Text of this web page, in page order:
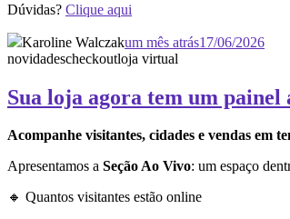
Dúvidas? Clique aqui
Karoline Walczakum mês atrás17/06/2026
novidadescheckoutloja virtual
Sua loja agora tem um painel
Acompanhe visitantes, cidades e vendas em
Apresentamos a Seção Ao Vivo: um espaço
🔸 Quantos visitantes estão online